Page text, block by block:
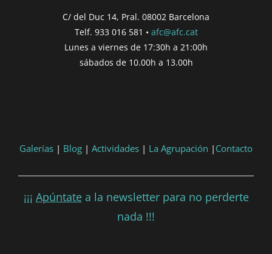
'DD/MM/YYYY') }}
Finalització de participació |{{
formatDate(post.end, 'YYYY-MM-DD',
'DD/MM/YYYY') }}
C/ del Duc 14, Pral. 08002 Barcelona
Telf. 933 016 581 • afc@afc.cat
Lunes a viernes de 17:30h a 21:00h
sábados de 10.00h a 13.00h
Galerías | Blog | Actividades | La Agrupación | Contacto
¡¡¡ Apúntatea la newsletter para no perderte
nada !!!